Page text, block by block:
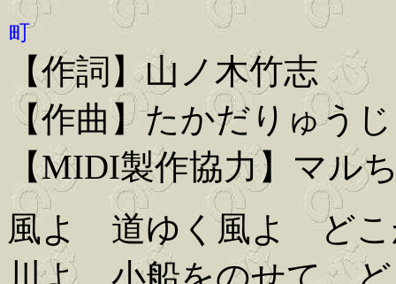
町
【作詞】山ノ木竹志
【作曲】たかだりゅうじ
【MIDI製作協力】マル
風よ 道ゆく風よ どこ